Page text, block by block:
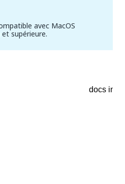
avec MacOS
supérieure.